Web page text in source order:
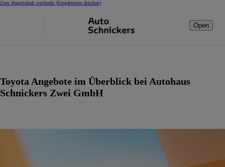
Zum Hauptinhalt wechseln (Eingabetaste drücken)
Open
Toyota Angebote im Überblick bei Autohaus
Schnickers Zwei GmbH